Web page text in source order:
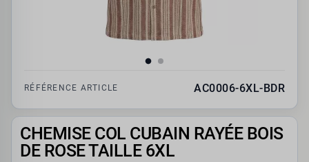
RÉFÉRENCE ARTICLE AC0006-6XL-BDR
CHEMISE COL CUBAIN RAYÉE BOIS
DE ROSE TAILLE 6XL